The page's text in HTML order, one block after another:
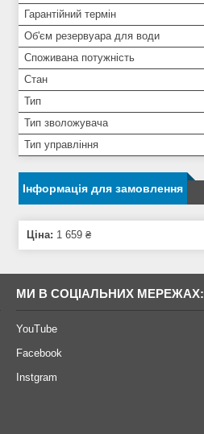
Гарантійний термін
Об'єм резервуара для води
Споживана потужність
Стан
Тип
Тип зволожувача
Тип управління
Інформація для замовлення
Ціна: 1 659 ₴
МИ В СОЦІАЛЬНИХ МЕРЕЖАХ:
YouTube
Facebook
Instgram